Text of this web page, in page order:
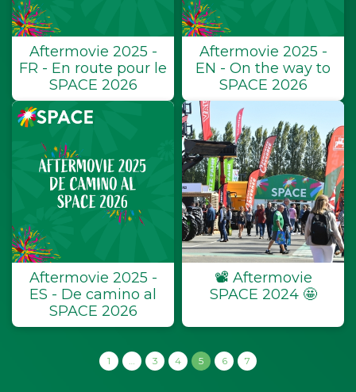
Aftermovie 2025 -
FR - En route pour le
SPACE 2026
Aftermovie 2025 -
EN - On the way to
SPACE 2026
Aftermovie 2025 -
ES - De camino al
SPACE 2026
📽 ️Aftermovie
SPACE 2024 🤩
1 … 3 4 5 6 7